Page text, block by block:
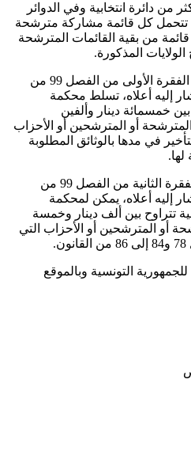
من دائرة انتخابية وفي الدوائر
تتحمل كل قائمة مشاركة مترشحة
من بقية القائمات المترشحة
المذكورة.
طبقا لأحكام الفقرة الأولى من الفصل 99 من
عدد 16 لسنة 2014 المشار إليه أعلاه، تسلط محكمة
خمسمائة دينار وألفين
أو المترشحين أو الأحزاب
في مدها بالوثائق المطلوبة
لها.
طبقا لأحكام الفقرة الثانية من الفصل 99 من
عدد 16 لسنة 2014 المشار إليه أعلاه، يمكن لمحكمة
تتراوح بين ألف دينار وخمسة
أو المترشحين أو الأحزاب التي
.
التونسية وبالموقع